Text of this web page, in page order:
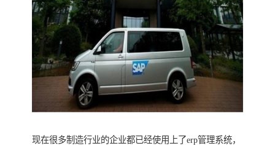
现在很多制造行业的企业都已经使用上了erp管理系统，